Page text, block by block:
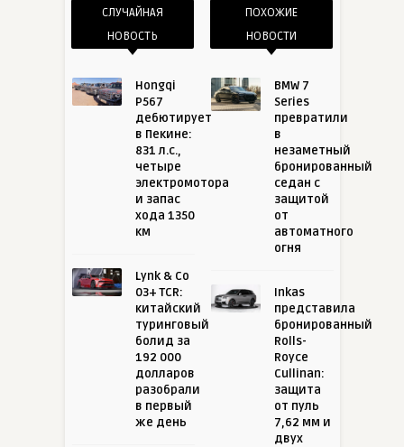
СЛУЧАЙНАЯ
НОВОСТЬ
Hongqi
P567
дебютирует
в Пекине:
831 л.с.,
четыре
электромотора
и запас
хода 1350
км
Lynk & Co
03+ TCR:
китайский
туринговый
болид за
192 000
долларов
разобрали
в первый
же день
ПОХОЖИЕ
НОВОСТИ
BMW 7
Series
превратили
в
незаметный
бронированный
седан с
защитой
от
автоматного
огня
Inkas
представила
бронированный
Rolls-
Royce
Cullinan:
защита
от пуль
7,62 мм и
двух